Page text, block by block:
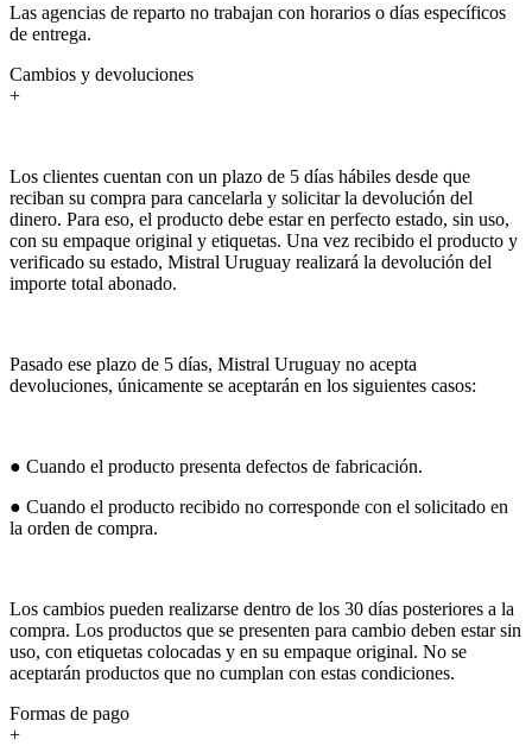
Las agencias de reparto no trabajan con horarios o días específicos
de entrega.
Cambios y devoluciones
+
Los clientes cuentan con un plazo de 5 días hábiles desde que
reciban su compra para cancelarla y solicitar la devolución del
dinero. Para eso, el producto debe estar en perfecto estado, sin uso,
con su empaque original y etiquetas. Una vez recibido el producto y
verificado su estado, Mistral Uruguay realizará la devolución del
importe total abonado.
Pasado ese plazo de 5 días, Mistral Uruguay no acepta
devoluciones, únicamente se aceptarán en los siguientes casos:
● Cuando el producto presenta defectos de fabricación.
● Cuando el producto recibido no corresponde con el solicitado en
la orden de compra.
Los cambios pueden realizarse dentro de los 30 días posteriores a la
compra. Los productos que se presenten para cambio deben estar sin
uso, con etiquetas colocadas y en su empaque original. No se
aceptarán productos que no cumplan con estas condiciones.
Formas de pago
+